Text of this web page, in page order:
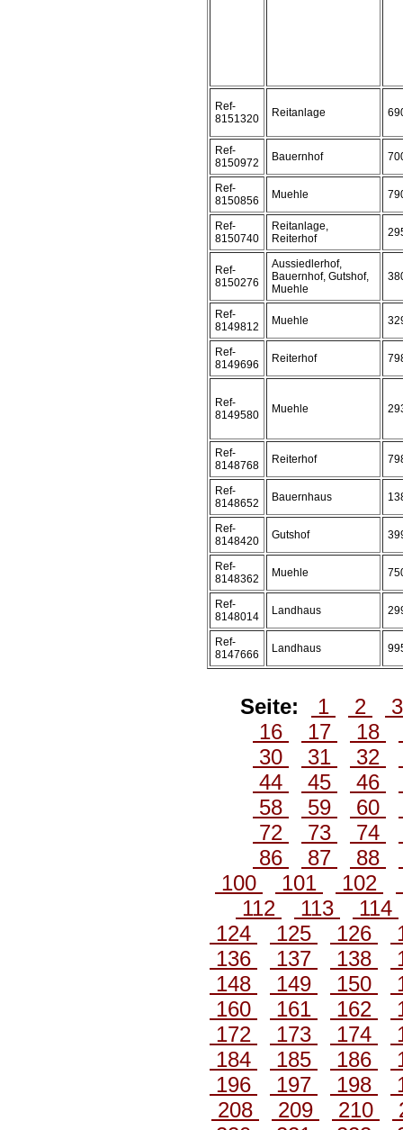
Ref-
8151320
Reitanlage
Ref-
8150972
Bauernhof
Ref-
8150856
Muehle
Ref-
8150740
Reitanlage,
Reiterhof
Ref-
8150276
Aussiedlerhof,
Bauernhof, Gutshof,
Muehle
Ref-
8149812
Muehle
Ref-
8149696
Reiterhof
Ref-
8149580
Muehle
Ref-
8148768
Reiterhof
Ref-
8148652
Bauernhaus
Ref-
8148420
Gutshof
Ref-
8148362
Muehle
Ref-
8148014
Landhaus
Ref-
8147666
Landhaus
Seite: 1 2
16
17 18
30
31 32
44
45 46
58
59 60
72
73 74
86
87 88
100
101 102
112
113
114
124
125 126
136
137 138
148
149 150
160
161 162
172
173 174
184
185 186
196
197 198
208
209 210